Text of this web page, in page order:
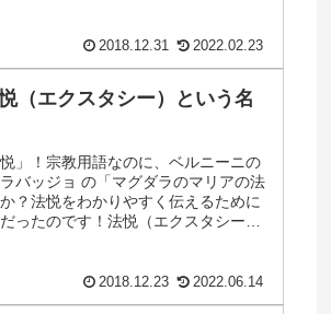
2018.12.31 2022.02.23
（エクスタシー）という名
」！宗教用語なのに、ベルニーニの
バッジョ の「マグダラのマリアの法
？法悦をわかりやすく伝えるために
ったのです！法悦（エクスタシー）
2018.12.23 2022.06.14